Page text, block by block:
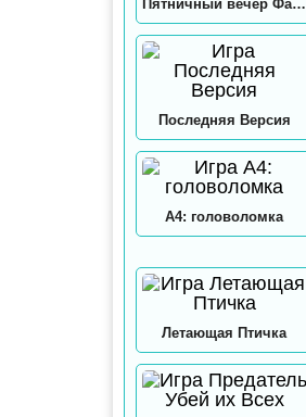
Пятничный вечер Фанкин: Хатсуне Мику
Последняя Версия
А4: головоломка
Летающая Птичка